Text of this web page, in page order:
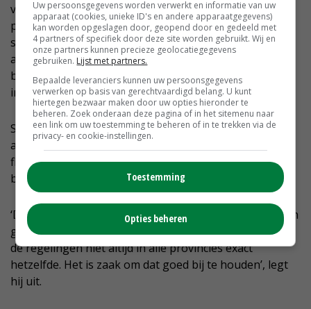
van hen weten dat het zinvol is om bij het maken van
plannen al in een vroeg stadium met adviseurs te
sparren. Juist dan zijn er mogelijkheden om de juiste
acties te plegen. Het aanvragen van subsidie is
bijvoorbeeld vaak niet meer mogelijk als er al
investeringsverplichtingen zijn aangegaan.’
Subsidieadviseur Slotboom heeft met zijn collega’s
afspraken over wie welke subsidieregelingen tot in de
finesses kent, en veranderingen en openstellingsdata
bijhoudt.
‘De uitvoering van een groot aantal subsidieregelingen
gebeurt tegenwoordig door de provincies. En dan zijn
de regelingen niet altijd in alle provincies exact
hetzelfde. Het is zaak om dat goed bij te houden’, legt
hij uit.
Uw persoonsgegevens worden verwerkt en informatie van uw
apparaat (cookies, unieke ID's en andere apparaatgegevens)
kan worden opgeslagen door, geopend door en gedeeld met
4 partners of specifiek door deze site worden gebruikt. Wij en
onze partners kunnen precieze geolocatiegegevens
gebruiken. Lijst met partners.
Bepaalde leveranciers kunnen uw persoonsgegevens
verwerken op basis van gerechtvaardigd belang. U kunt
hiertegen bezwaar maken door uw opties hieronder te
beheren. Zoek onderaan deze pagina of in het sitemenu naar
een link om uw toestemming te beheren of in te trekken via de
privacy- en cookie-instellingen.
Toestemming
Opties beheren